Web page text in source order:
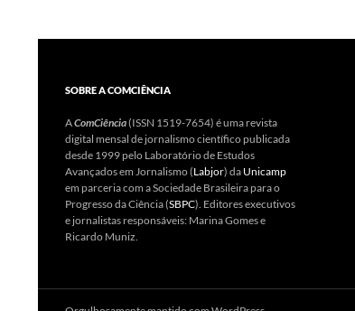
SOBRE A COMCIÊNCIA
AComCiência(ISSN 1519-7654) é uma revista
digital mensal de jornalismo científico publicada
desde 1999 pelo Laboratório de Estudos
Avançados em Jornalismo (Labjor) da Unicamp
em parceria com a Sociedade Brasileira para o
Progresso da Ciência (SBPC). Editores executivos
e jornalistas responsáveis: Marina Gomes e
Ricardo Muniz.